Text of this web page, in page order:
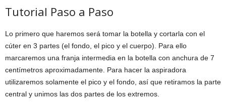
Tutorial Paso a Paso
Lo primero que haremos será tomar la botella y cortarla con el
cúter en 3 partes (el fondo, el pico y el cuerpo). Para ello
marcaremos una franja intermedia en la botella con anchura de 7
centímetros aproximadamente. Para hacer la aspiradora
utilizaremos solamente el pico y el fondo, así que retiramos la parte
central y unimos las dos partes de los extremos.